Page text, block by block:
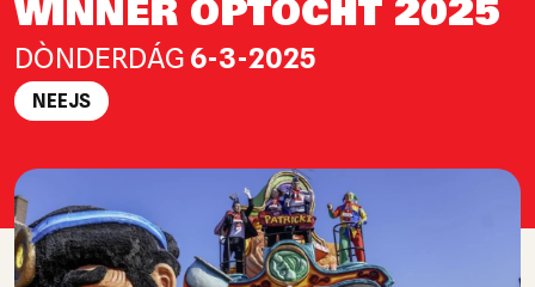
WINNER ÒPTÒCHT 2025
DÒNDERDÁG 6-3-2025
NEEJS